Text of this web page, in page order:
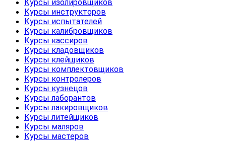
Курсы изолировщиков
Курсы инструкторов
Курсы испытателей
Курсы калибровщиков
Курсы кассиров
Курсы кладовщиков
Курсы клейщиков
Курсы комплектовщиков
Курсы контролеров
Курсы кузнецов
Курсы лаборантов
Курсы лакировщиков
Курсы литейщиков
Курсы маляров
Курсы мастеров